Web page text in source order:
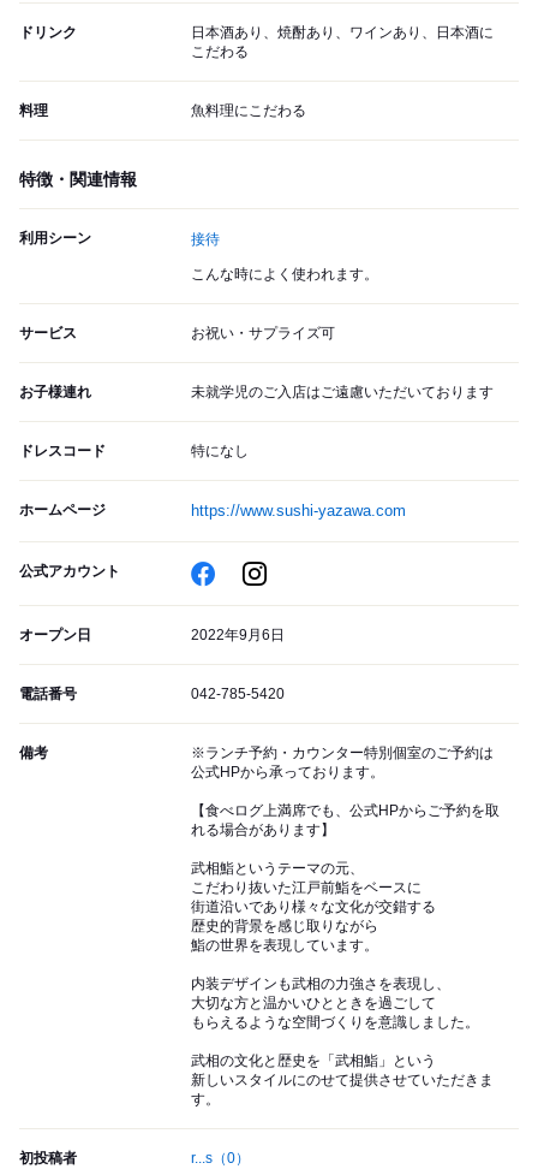
ドリンク
日本酒あり、焼酎あり、ワインあり、日本酒に
こだわる
料理 魚料理にこだわる
特徴・関連情報
利用シーン 接待
こんな時によく使われます。
サービス お祝い・サプライズ可
お子様連れ 未就学児のご入店はご遠慮いただいております
ドレスコード 特になし
ホームページ https://www.sushi-yazawa.com
公式アカウント
オープン日 2022年9月6日
電話番号 042-785-5420
備考
※ランチ予約・カウンター特別個室のご予約は
公式HPから承っております。
【食べログ上満席でも、公式HPからご予約を取
れる場合があります】
武相鮨というテーマの元、
こだわり抜いた江戸前鮨をベースに
街道沿いであり様々な文化が交錯する
歴史的背景を感じ取りながら
鮨の世界を表現しています。
内装デザインも武相の力強さを表現し、
大切な方と温かいひとときを過ごして
もらえるような空間づくりを意識しました。
武相の文化と歴史を「武相鮨」という
新しいスタイルにのせて提供させていただきま
す。
初投稿者 r...s （0）